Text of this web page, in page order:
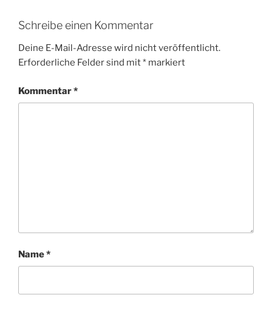
Schreibe einen Kommentar
Deine E-Mail-Adresse wird nicht veröffentlicht.
Erforderliche Felder sind mit* markiert
Kommentar*
Name*